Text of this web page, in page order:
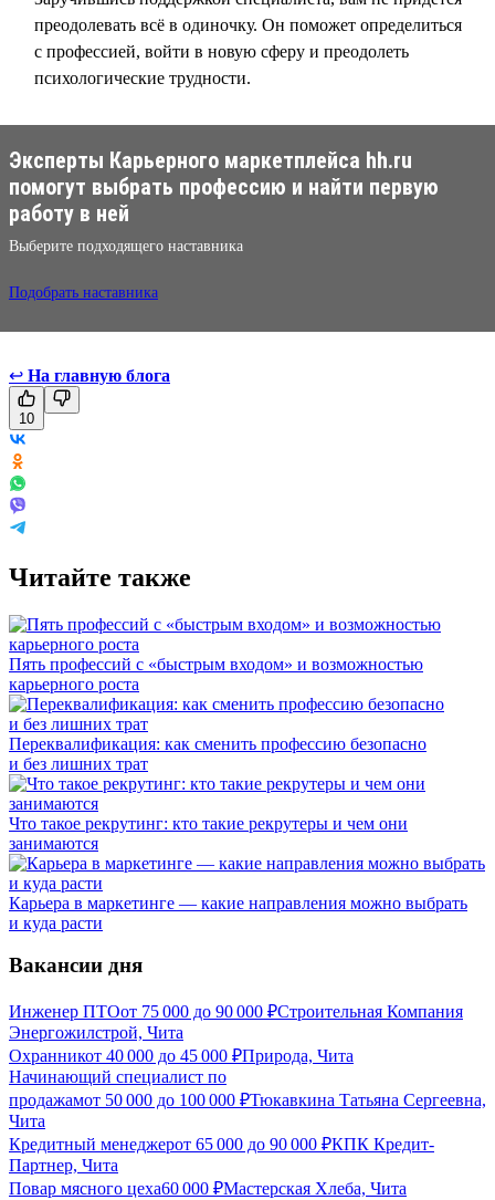
преодолевать всё в одиночку. Он поможет определиться
с профессией, войти в новую сферу и преодолеть
психологические трудности.
Эксперты Карьерного маркетплейса hh.ru
помогут выбрать профессию и найти первую
работу в ней
Выберите подходящего наставника
Подобрать наставника
↩ На главную блога
10
Читайте также
Пять профессий с «быстрым входом» и возможностью
карьерного роста
Переквалификация: как сменить профессию безопасно
и без лишних трат
Что такое рекрутинг: кто такие рекрутеры и чем они
занимаются
Карьера в маркетинге — какие направления можно выбрать
и куда расти
Вакансии дня
Инженер ПТОот 75 000 до 90 000 ₽Строительная Компания
Энергожилстрой, Чита
Охранникот 40 000 до 45 000 ₽Природа, Чита
Начинающий специалист по
продажамот 50 000 до 100 000 ₽Тюкавкина Татьяна Сергеевна,
Чита
Кредитный менеджерот 65 000 до 90 000 ₽КПК Кредит-
Партнер, Чита
Повар мясного цеха60 000 ₽Мастерская Хлеба, Чита